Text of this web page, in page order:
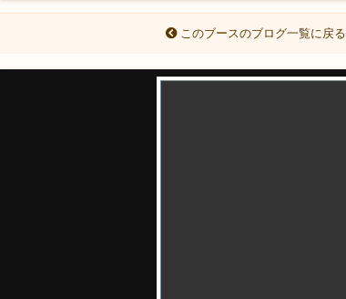
このブースのブログ一覧に戻る